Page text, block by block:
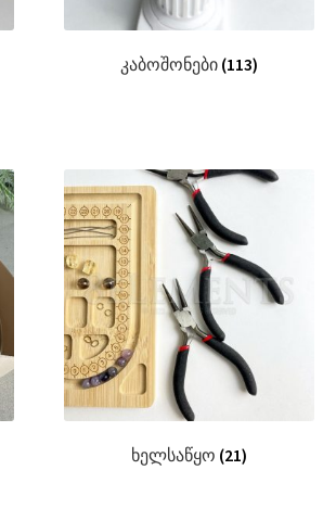
კაბოშონები (113)
ხელსაწყო (21)